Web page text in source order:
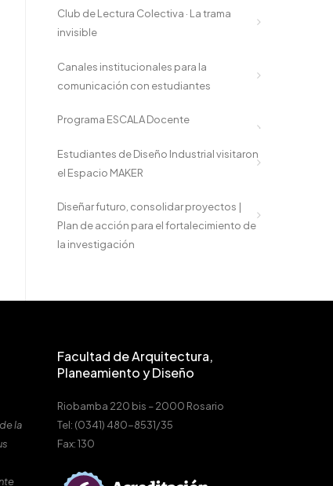
Club de Lectura Colectiva · La trama
invisible
Canales institucionales para la
comunicación con estudiantes
Programa ESCALA Docente
Estudiantes de Diseño Industrial visitaron
el Espacio MAKER
Diseñar futuro, consolidar proyectos |
Plan de acción para el fortalecimiento de
la investigación
la
Facultad de Arquitectura,
Planeamiento y Diseño
Riobamba 220 bis – 2000 Rosario
Tel: (0341) 480-8531/35
Fax: 130